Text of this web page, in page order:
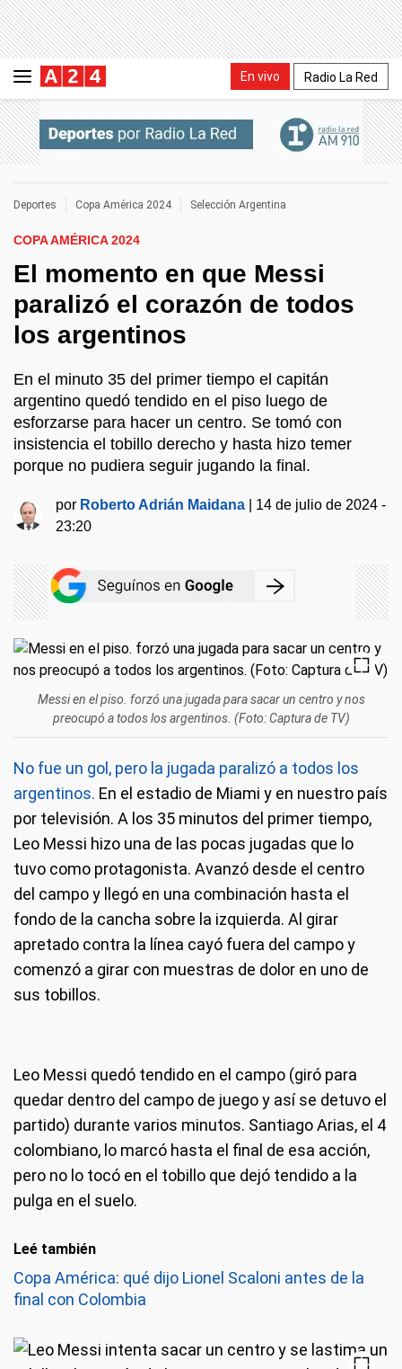
En vivo Radio La Red
Deportes Copa América 2024 Selección Argentina
COPA AMÉRICA 2024
El momento en que Messi
paralizó el corazón de todos
los argentinos
En el minuto 35 del primer tiempo el capitán
argentino quedó tendido en el piso luego de
esforzarse para hacer un centro. Se tomó con
insistencia el tobillo derecho y hasta hizo temer
porque no pudiera seguir jugando la final.
por Roberto Adrián Maidana
14 de julio de 2024 -
23:20
Messi en el piso. forzó una jugada para sacar un centro y nos
preocupó a todos los argentinos. (Foto: Captura de TV)
No fue un gol, pero la jugada paralizó a todos los
argentinos. En el estadio de Miami y en nuestro país
por televisión. A los 35 minutos del primer tiempo,
Leo Messi hizo una de las pocas jugadas que lo
tuvo como protagonista. Avanzó desde el centro
del campo y llegó en una combinación hasta el
fondo de la cancha sobre la izquierda. Al girar
apretado contra la línea cayó fuera del campo y
comenzó a girar con muestras de dolor en uno de
sus tobillos.
Leo Messi quedó tendido en el campo (giró para
quedar dentro del campo de juego y así se detuvo el
partido) durante varios minutos. Santiago Arias, el 4
colombiano, lo marcó hasta el final de esa acción,
pero no lo tocó en el tobillo que dejó tendido a la
pulga en el suelo.
Leé también
Copa América: qué dijo Lionel Scaloni antes de la
final con Colombia